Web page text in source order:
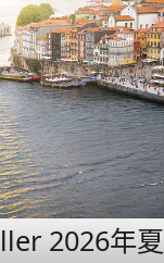
2026年